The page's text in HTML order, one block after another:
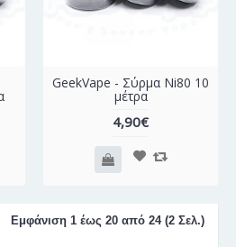
GeekVape - Σύρμα Ni80 10
μέτρα
4,90€
Εμφάνιση 1 έως 20 από 24 (2 Σελ.)